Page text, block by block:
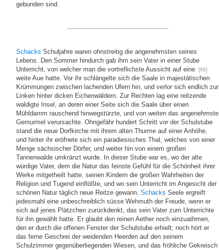
gebunden sind.
Schacks Schuljahre waren ohnstreitig die angenehmsten seines
Lebens. Den Sommer hindurch gab ihm sein Vater in einer Stube
Unterricht, von welcher man die vortreflichste Aussicht auf eine
[66]
weite Aue hatte. Vor ihr schlängelte sich die Saale in majestätischen
Krümmungen zwischen lachenden Ufern hin, und verlor sich endlich zur
Linken hinter dicken Eichenwäldern. Zur Rechten lag eine reitzende
waldigte Insel, an deren einer Seite sich die Saale über einen
Mühldamm rauschend hinwegstürzte, und von weiten das angenehmste
Gemurmel verursachte. Ohngefähr hundert Schritt vor der Schulstube
stand die neue Dorfkirche mit ihrem alten Thurme auf einer Anhöhe,
und hinter ihr eröfnete sich ein paradiesisches Thal, welches von einer
Menge sächsischer Dörfer, und weiter hin von einem großen
Tannenwalde umkränzt wurde. In dieser Stube war es, wo der alte
würdige Vater, dem die Natur das feinste Gefühl für die Schönheit ihrer
Werke mitgetheilt hatte, seinen Kindern die großen Wahrheiten der
Religion und Tugend einflößte, und wo sein Unterricht im Angesicht der
schönen Natur täglich neue Reitze gewann. Schacks Seele ergreift
jedesmahl eine unbeschreiblich süsse Wehmuth der Freude, wenn er
sich auf jenes Plätzchen zurückdenkt, das sein Vater zum Unterrichte
für ihn gewählt hatte. Er glaubt den reinen Aether noch einzuathmen,
den er durch die offenen Fenster der Schulstube erhielt; noch hört er
das ferne Geschrei der weidenden Heerden auf den seinem
Schulzimmer gegenüberliegenden Wiesen, und das fröhliche Gekreisch